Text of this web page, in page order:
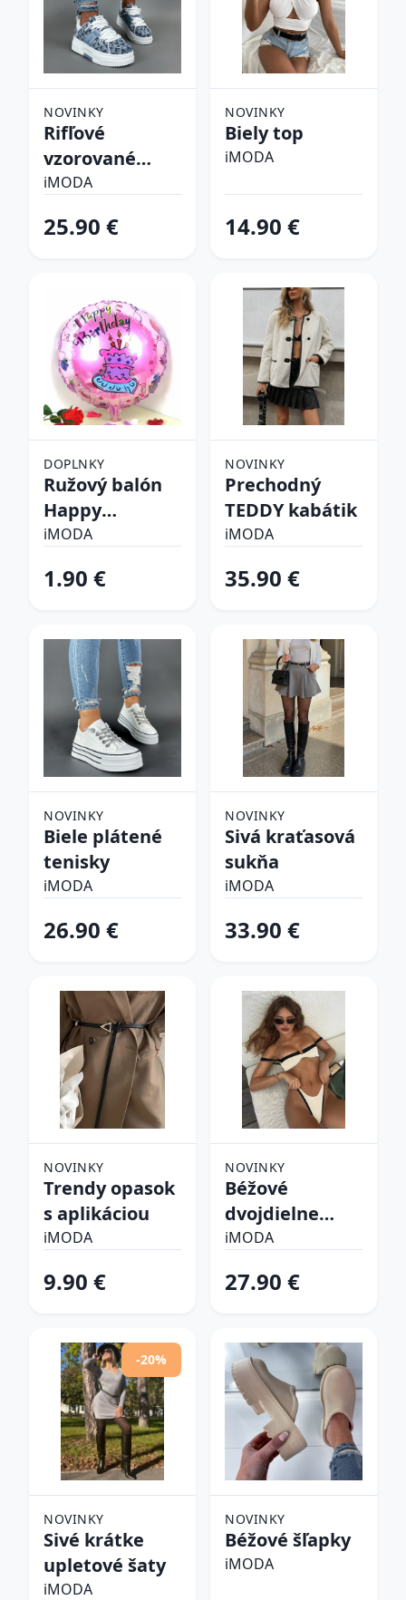
NOVINKY
Rifľové
vzorované
tenisky
iMODA
25.90 €
NOVINKY
Biely top
iMODA
14.90 €
DOPLNKY
Ružový balón
Happy
birthday
iMODA
1.90 €
NOVINKY
Prechodný
TEDDY kabátik
iMODA
35.90 €
NOVINKY
Biele plátené
tenisky
iMODA
26.90 €
NOVINKY
Sivá kraťasová
sukňa
iMODA
33.90 €
NOVINKY
Trendy opasok
s aplikáciou
iMODA
9.90 €
NOVINKY
Béžové
dvojdielne
plavky
iMODA
27.90 €
-20%
NOVINKY
Sivé krátke
upletové šaty
iMODA
NOVINKY
Béžové šľapky
iMODA